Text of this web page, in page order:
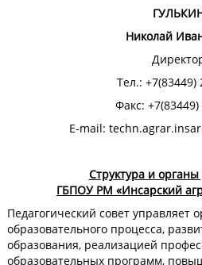
Николай
Тел.: +7(83449)
Факс:
E-mail:
Структура и
ГБПОУ РМ «Инсарский
Педагогический совет управляет
образовательного процесса,
образования, реализацией
образовательных программ,